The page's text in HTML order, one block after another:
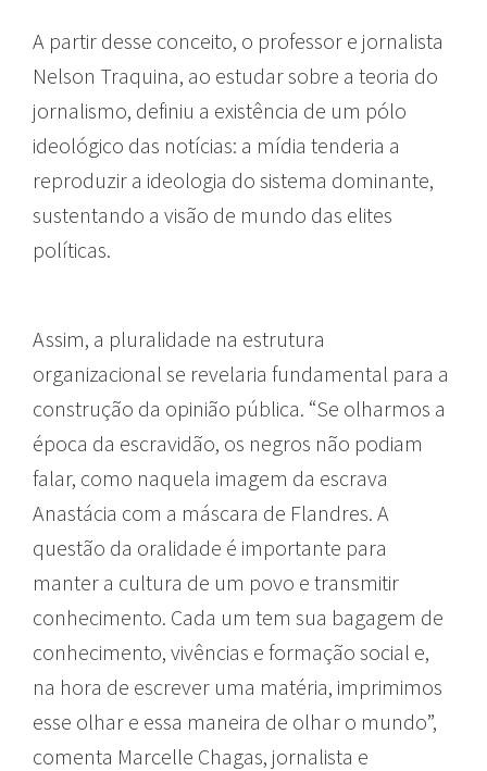
A partir desse conceito, o professor e jornalista
Nelson Traquina, ao estudar sobre a teoria do
jornalismo, definiu a existência de um pólo
ideológico das notícias: a mídia tenderia a
reproduzir a ideologia do sistema dominante,
sustentando a visão de mundo das elites
políticas.
Assim, a pluralidade na estrutura
organizacional se revelaria fundamental para a
construção da opinião pública. “Se olharmos a
época da escravidão, os negros não podiam
falar, como naquela imagem da escrava
Anastácia com a máscara de Flandres. A
questão da oralidade é importante para
manter a cultura de um povo e transmitir
conhecimento. Cada um tem sua bagagem de
conhecimento, vivências e formação social e,
na hora de escrever uma matéria, imprimimos
esse olhar e essa maneira de olhar o mundo”,
comenta Marcelle Chagas, jornalista e